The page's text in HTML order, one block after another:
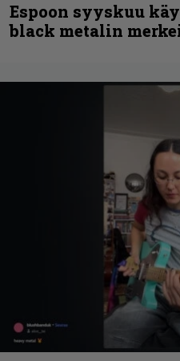
Espoon syyskuu
black metalin